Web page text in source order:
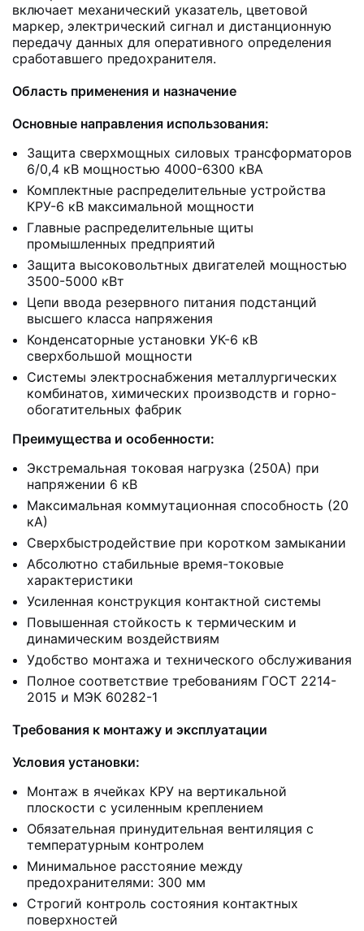
включает механический указатель, цветовой
маркер, электрический сигнал и дистанционную
передачу данных для оперативного определения
сработавшего предохранителя.
Область применения и назначение
Основные направления использования:
Защита сверхмощных силовых трансформаторов
6/0,4 кВ мощностью 4000-6300 кВА
Комплектные распределительные устройства
КРУ-6 кВ максимальной мощности
Главные распределительные щиты
промышленных предприятий
Защита высоковольтных двигателей мощностью
3500-5000 кВт
Цепи ввода резервного питания подстанций
высшего класса напряжения
Конденсаторные установки УК-6 кВ
сверхбольшой мощности
Системы электроснабжения металлургических
комбинатов, химических производств и горно-
обогатительных фабрик
Преимущества и особенности:
Экстремальная токовая нагрузка (250А) при
напряжении 6 кВ
Максимальная коммутационная способность (20
кА)
Сверхбыстродействие при коротком замыкании
Абсолютно стабильные время-токовые
характеристики
Усиленная конструкция контактной системы
Повышенная стойкость к термическим и
динамическим воздействиям
Удобство монтажа и технического обслуживания
Полное соответствие требованиям ГОСТ 2214-
2015 и МЭК 60282-1
Требования к монтажу и эксплуатации
Условия установки:
Монтаж в ячейках КРУ на вертикальной
плоскости с усиленным креплением
Обязательная принудительная вентиляция с
температурным контролем
Минимальное расстояние между
предохранителями: 300 мм
Строгий контроль состояния контактных
поверхностей